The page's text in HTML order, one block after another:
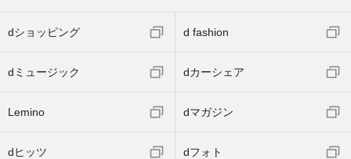
dショッピング d fashion
dミュージック dカーシェア
Lemino dマガジン
dヒッツ dフォト